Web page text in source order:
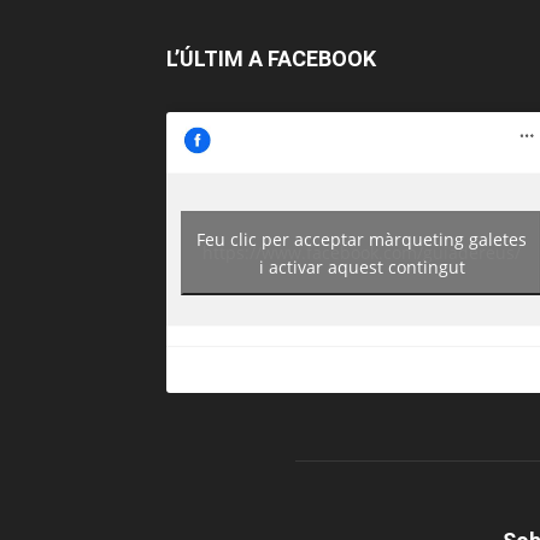
L’ÚLTIM A FACEBOOK
https://www.facebook.com/guiadereus/
Feu clic per acceptar màrqueting galetes
i activar aquest contingut